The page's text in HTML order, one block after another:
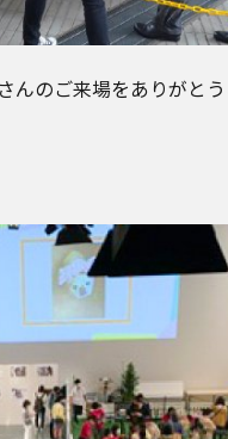
のご来場をありがとう